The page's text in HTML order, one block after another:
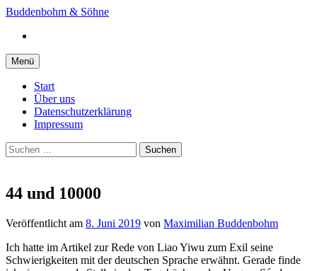
Springe
Inhalt
Buddenbohm & Söhne
Menü
Start
Über uns
Datenschutzerklärung
Impressum
Suchen
nach:
44 und 10000
Veröffentlicht am 8. Juni 2019 von Maximilian Buddenbohm
Ich hatte im Artikel zur Rede von Liao Yiwu zum Exil seine
Schwierigkeiten mit der deutschen Sprache erwähnt. Gerade finde